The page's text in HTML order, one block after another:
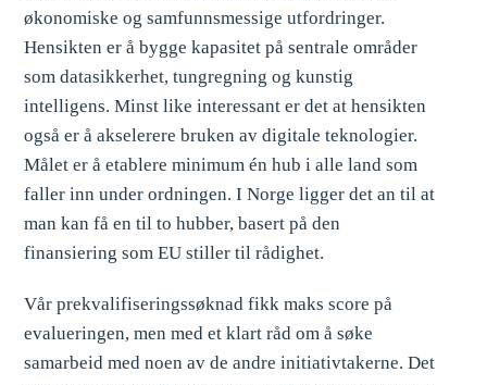
økonomiske og samfunnsmessige utfordringer.
Hensikten er å bygge kapasitet på sentrale områder
som datasikkerhet, tungregning og kunstig
intelligens. Minst like interessant er det at hensikten
også er å akselerere bruken av digitale teknologier.
Målet er å etablere minimum én hub i alle land som
faller inn under ordningen. I Norge ligger det an til at
man kan få en til to hubber, basert på den
finansiering som EU stiller til rådighet.
Vår prekvalifiseringssøknad fikk maks score på
evalueringen, men med et klart råd om å søke
samarbeid med noen av de andre initiativtakerne. Det